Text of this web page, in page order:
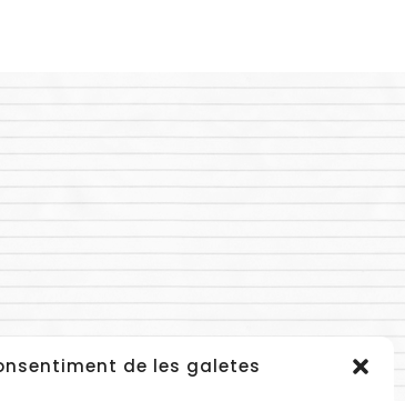
de les galetes